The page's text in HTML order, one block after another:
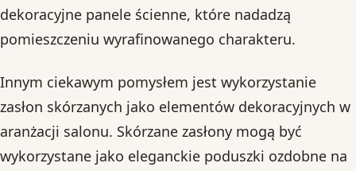
dekoracyjne panele ścienne, które nadadzą
pomieszczeniu wyrafinowanego charakteru.
Innym ciekawym pomysłem jest wykorzystanie
zasłon skórzanych jako elementów dekoracyjnych w
aranżacji salonu. Skórzane zasłony mogą być
wykorzystane jako eleganckie poduszki ozdobne na